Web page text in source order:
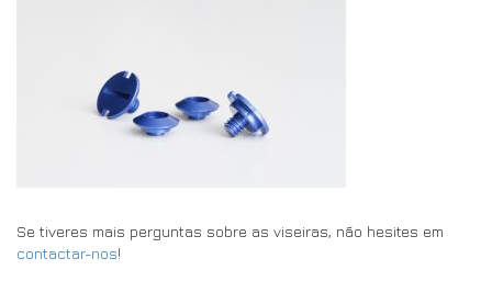
Se tiveres mais perguntas sobre as viseiras, não hesites em
contactar-nos!